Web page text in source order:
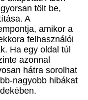
tölt be,
A
amikor a
felhasználói
Ha egy oldal túl
azonnal
hátra sorolhat
nagyobb hibákat